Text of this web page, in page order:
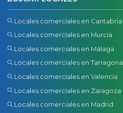
Locales comerciales en Cantabria
Locales comerciales en Murcia
Locales comerciales en Málaga
Locales comerciales en Tarragona
Locales comerciales en Valencia
Locales comerciales en Zaragoza
Locales comerciales en Madrid